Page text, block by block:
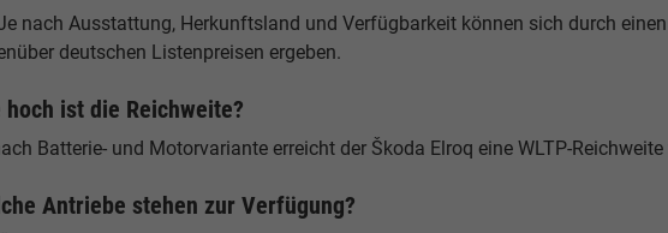
nach Ausstattung, Herkunftsland und Verfügbarkeit können sich durch
deutschen Listenpreisen ergeben.
hoch ist die Reichweite?
Batterie- und Motorvariante erreicht der Škoda Elroq eine WLTP-
Antriebe stehen zur Verfügung?